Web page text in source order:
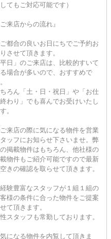
てもご対応可能です）
ご来店からの流れ』
都合の良いお日にちでご予約お
させて頂きます。
平日」のご来店は、比較的すいて
場合が多いので、おすすめで
ろん「土・日・祝日」や「お仕
わり」でも喜んでお受けいたし
。
来店の際に気になる物件を営業
ッフにお知らせ下さいませ。弊
掲載物件はもちろん、他社様の
物件もご紹介可能ですので最新
きの確認を取らせて頂きます。
験豊富なスタッフが１組１組の
様の条件に合った物件をご提案
て頂きます。
スタッフも常勤しております。
になる物件を内覧して頂きま